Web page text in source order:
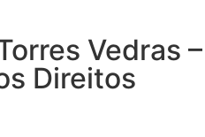
Vedras –
Direitos